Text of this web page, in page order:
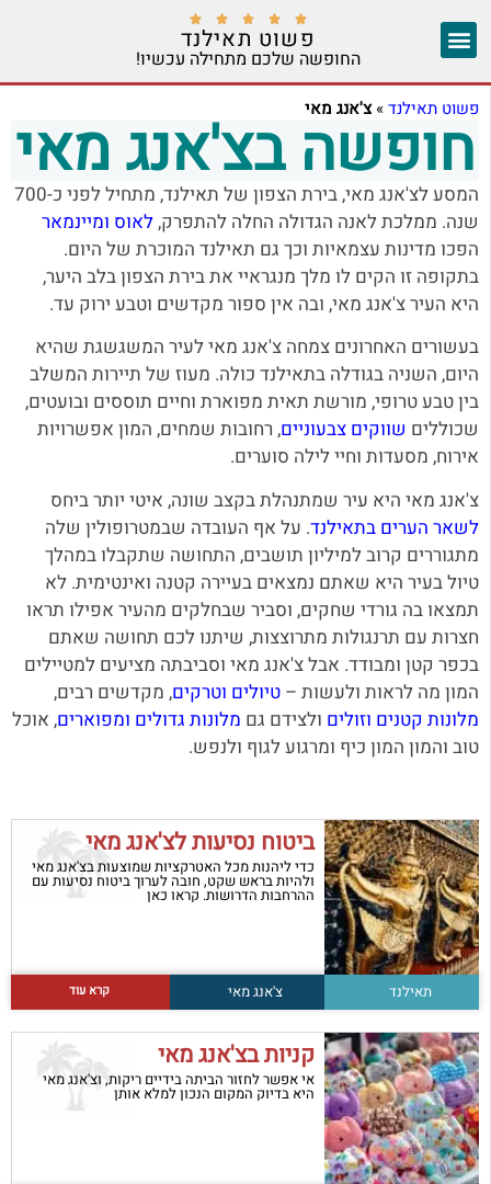





פשוט תאילנד
החופשה שלכם מתחילה עכשיו!
פשוט תאילנד»צ'אנג מאי
חופשה בצ'אנג מאי
המסע לצ'אנג מאי, בירת הצפון של תאילנד, מתחיל לפני כ-700
שנה. ממלכת לאנה הגדולה החלה להתפרק,לאוס ומיינמאר
הפכו מדינות עצמאיות וכך גם תאילנד המוכרת של היום.
בתקופה זו הקים לו מלך מנגראיי את בירת הצפון בלב היער,
היא העיר צ'אנג מאי, ובה אין ספור מקדשים וטבע ירוק עד.
בעשורים האחרונים צמחה צ'אנג מאי לעיר המשגשגת שהיא
היום, השניה בגודלה בתאילנד כולה. מעוז של תיירות המשלב
בין טבע טרופי, מורשת תאית מפוארת וחיים תוססים ובועטים,
שכוללים שווקים צבעוניים, רחובות שמחים, המון אפשרויות
אירוח, מסעדות וחיי לילה סוערים.
צ'אנג מאי היא עיר שמתנהלת בקצב שונה, איטי יותר ביחס
לשאר הערים בתאילנד. על אף העובדה שבמטרופולין שלה
מתגוררים קרוב למיליון תושבים, התחושה שתקבלו במהלך
טיול בעיר היא שאתם נמצאים בעיירה קטנה ואינטימית. לא
תמצאו בה גורדי שחקים, וסביר שבחלקים מהעיר אפילו תראו
חצרות עם תרנגולות מתרוצצות, שיתנו לכם תחושה שאתם
בכפר קטן ומבודד. אבל צ'אנג מאי וסביבתה מציעים למטיילים
המון מה לראות ולעשות – טיולים וטרקים, מקדשים רבים,
מלונות קטנים וזולים ולצידם גם מלונות גדולים ומפוארים, אוכל
טוב והמון המון כיף ומרגוע לגוף ולנפש.
ביטוח נסיעות לצ'אנג מאי
כדי ליהנות מכל האטרקציות שמוצעות בצ'אנג מאי
ולהיות בראש שקט, חובה לערוך ביטוח נסיעות עם
ההרחבות הדרושות. קראו כאן
תאילנד צ'אנג מאי קרא עוד
קניות בצ'אנג מאי
אי אפשר לחזור הביתה בידיים ריקות, וצ'אנג מאי
היא בדיוק המקום הנכון למלא אותן